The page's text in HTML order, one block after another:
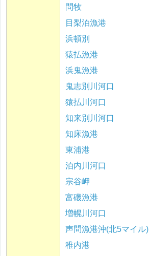
問牧
目梨泊漁港
浜頓別
猿払漁港
浜鬼漁港
鬼志別川河口
猿払川河口
知来別川河口
知床漁港
東浦港
泊内川河口
宗谷岬
富磯漁港
増幌川河口
声問漁港沖(北5マイル)
稚内港